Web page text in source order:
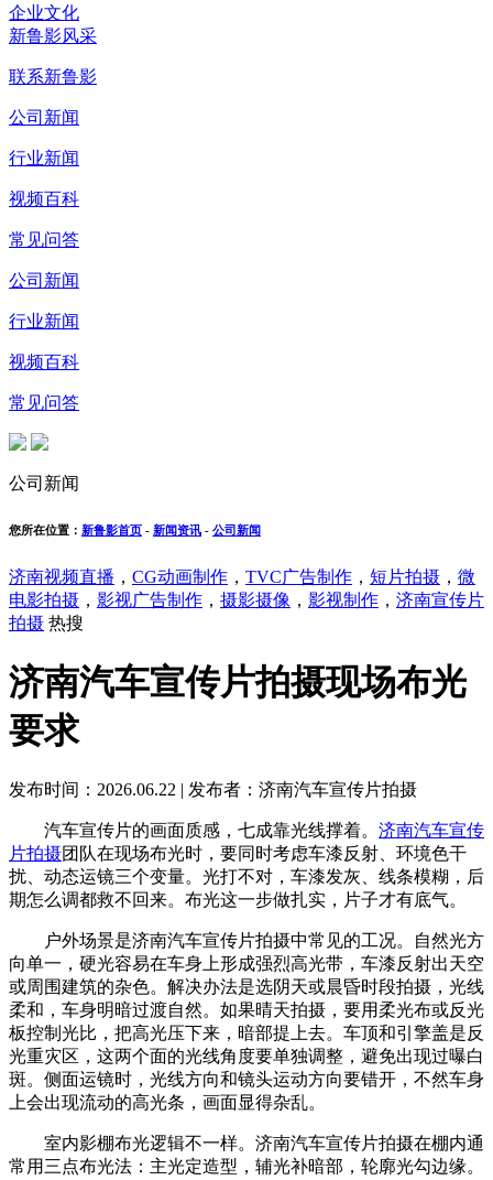
企业文化
新鲁影风采
联系新鲁影
公司新闻
行业新闻
视频百科
常见问答
公司新闻
行业新闻
视频百科
常见问答
公司新闻
您所在位置： 新鲁影首页 - 新闻资讯 - 公司新闻
济南视频直播 ， CG动画制作 ， TVC广告制作 ， 短片拍摄 ， 微
电影拍摄 ， 影视广告制作 ， 摄影摄像 ， 影视制作 ， 济南宣传片
拍摄 热搜
济南汽车宣传片拍摄现场布光
要求
发布时间：2026.06.22 | 发布者：济南汽车宣传片拍摄
汽车宣传片的画面质感，七成靠光线撑着。 济南汽车宣传
片拍摄团队在现场布光时，要同时考虑车漆反射、环境色干
扰、动态运镜三个变量。光打不对，车漆发灰、线条模糊，后
期怎么调都救不回来。布光这一步做扎实，片子才有底气。
户外场景是济南汽车宣传片拍摄中常见的工况。自然光方
向单一，硬光容易在车身上形成强烈高光带，车漆反射出天空
或周围建筑的杂色。解决办法是选阴天或晨昏时段拍摄，光线
柔和，车身明暗过渡自然。如果晴天拍摄，要用柔光布或反光
板控制光比，把高光压下来，暗部提上去。车顶和引擎盖是反
光重灾区，这两个面的光线角度要单独调整，避免出现过曝白
斑。侧面运镜时，光线方向和镜头运动方向要错开，不然车身
上会出现流动的高光条，画面显得杂乱。
室内影棚布光逻辑不一样。济南汽车宣传片拍摄在棚内通
常用三点布光法：主光定造型，辅光补暗部，轮廓光勾边缘。